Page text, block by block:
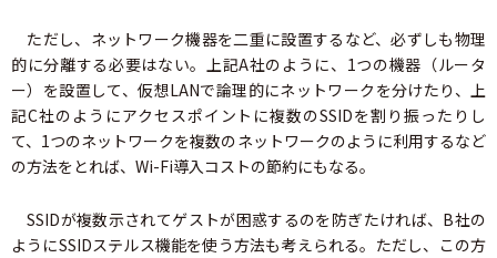
ただし、ネットワーク機器を二重に設置するなど、必ずしも物理
的に分離する必要はない。上記A社のように、1つの機器（ルータ
ー）を設置して、仮想LANで論理的にネットワークを分けたり、上
記C社のようにアクセスポイントに複数のSSIDを割り振ったりし
て、1つのネットワークを複数のネットワークのように利用するなど
の方法をとれば、Wi-Fi導入コストの節約にもなる。
SSIDが複数示されてゲストが困惑するのを防ぎたければ、B社の
ようにSSIDステルス機能を使う方法も考えられる。ただし、この方